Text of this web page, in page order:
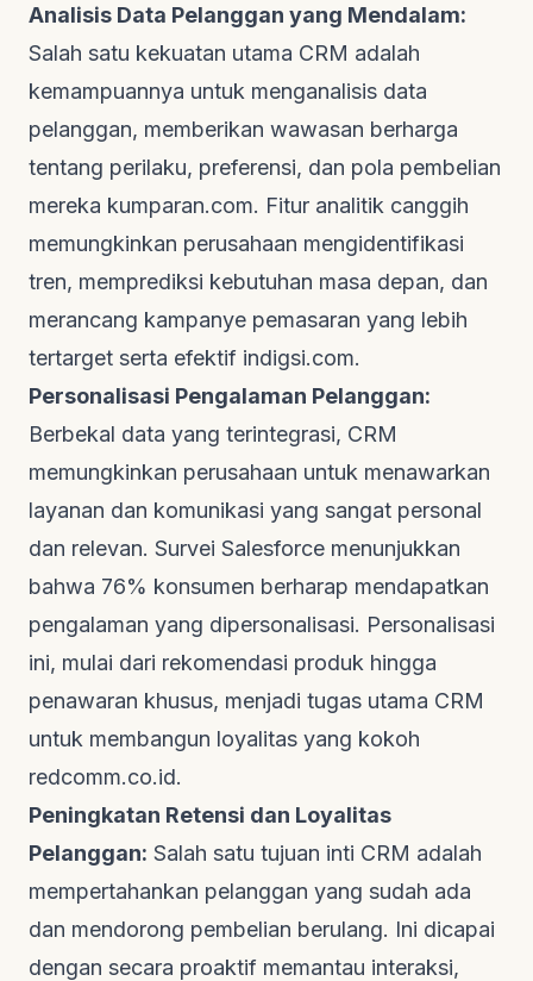
Analisis Data Pelanggan yang Mendalam:
Salah satu kekuatan utama CRM adalah
kemampuannya untuk menganalisis data
pelanggan, memberikan wawasan berharga
tentang perilaku, preferensi, dan pola pembelian
mereka kumparan.com. Fitur analitik canggih
memungkinkan perusahaan mengidentifikasi
tren, memprediksi kebutuhan masa depan, dan
merancang kampanye pemasaran yang lebih
tertarget serta efektif indigsi.com.
Personalisasi Pengalaman Pelanggan:
Berbekal data yang terintegrasi, CRM
memungkinkan perusahaan untuk menawarkan
layanan dan komunikasi yang sangat personal
dan relevan. Survei Salesforce menunjukkan
bahwa 76% konsumen berharap mendapatkan
pengalaman yang dipersonalisasi. Personalisasi
ini, mulai dari rekomendasi produk hingga
penawaran khusus, menjadi tugas utama CRM
untuk membangun loyalitas yang kokoh
redcomm.co.id.
Peningkatan Retensi dan Loyalitas
Pelanggan: Salah satu tujuan inti CRM adalah
mempertahankan pelanggan yang sudah ada
dan mendorong pembelian berulang. Ini dicapai
dengan secara proaktif memantau interaksi,